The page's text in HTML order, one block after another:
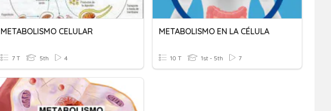
METABOLISMO CELULAR
7 T 5th 4
METABOLISMO EN LA CÉLULA
10 T 1st - 5th 7